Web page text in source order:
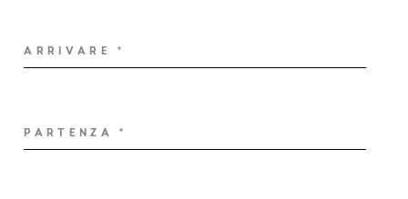
ARRIVARE *
PARTENZA *